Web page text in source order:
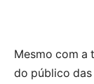
Mesmo com a
do público das